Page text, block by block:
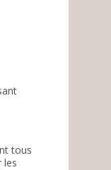
tous
les